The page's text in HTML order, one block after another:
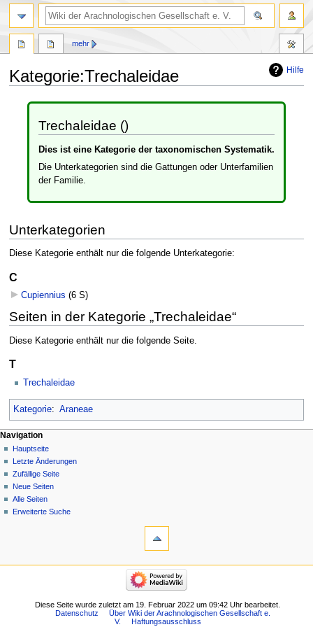
Hilfe
Kategorie:Trechaleidae
springen
springenTrechaleidae ()
Dies ist eine Kategorie der taxonomischen Systematik.
Die Unterkategorien sind die Gattungen oder Unterfamilien
der Familie.
Unterkategorien
Diese Kategorie enthält nur die folgende Unterkategorie:
C
Cupiennius (6 S)
Seiten in der Kategorie „Trechaleidae“
Diese Kategorie enthält nur die folgende Seite.
T
Trechaleidae
Kategorie: Araneae
mehr
Navigation
Hauptseite
Letzte Änderungen
Zufällige Seite
Neue Seiten
Alle Seiten
Erweiterte Suche
Diese Seite wurde zuletzt am 19. Februar 2022 um 09:42 Uhr bearbeitet.
Datenschutz
Über Wiki der Arachnologischen Gesellschaft e.
V.
Haftungsausschluss